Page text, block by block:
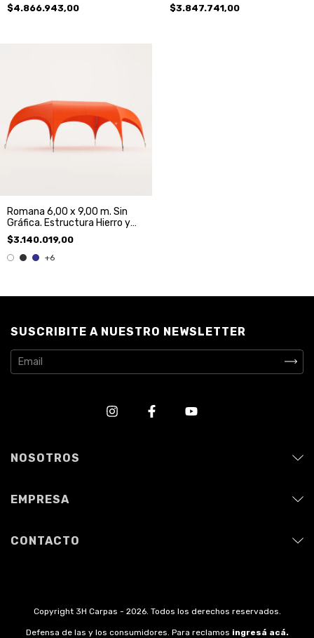
Techo.
$4.866.943,00
Techo.
$3.847.741,00
Romana 6,00 x 9,00 m. Sin
Gráfica. Estructura Hierro y
Techo.
$3.140.019,00
+6
SUSCRIBITE A NUESTRO NEWSLETTER
NOSOTROS
EMPRESA
CONTACTO
Copyright 3H Carpas - 2026. Todos los derechos reservados.
Defensa de las y los consumidores. Para reclamos ingresá acá.